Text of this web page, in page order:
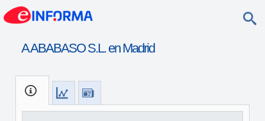
A ABABASO S.L. en Madrid